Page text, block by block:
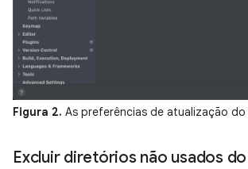
Figura 2. As preferências de atualização
Excluir diretórios não usados